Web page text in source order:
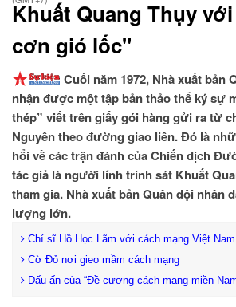
Khuất Quang Thụy
cơn gió lốc"
Cuối năm 1972, Nhà xuất bản
nhận được một tập bản thảo thể ký sự
thép” viết trên giấy gói hàng gửi ra từ
Nguyên theo đường giao liên. Đó là
hổi về các trận đánh của Chiến dịch
tác giả là người lính trinh sát Khuất
tham gia. Nhà xuất bản Quân đội nhân
lượng lớn.
Chí sĩ Hồ Học Lãm với cách mạng Việt Nam
Cờ Đỏ nơi gieo mầm cách mạng
Dấu ấn của “Đề cương cách mạng miền